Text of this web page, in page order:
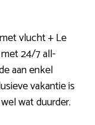
vlucht + Le
24/7 all-
aan enkel
vakantie is
wat duurder.